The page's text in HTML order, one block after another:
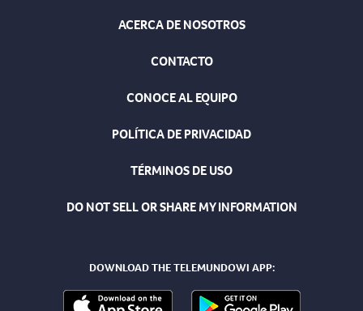
ACERCA DE NOSOTROS
CONTACTO
CONOCE AL EQUIPO
POLÍTICA DE PRIVACIDAD
TÉRMINOS DE USO
DO NOT SELL OR SHARE MY INFORMATION
DOWNLOAD THE TELEMUNDOWI APP: